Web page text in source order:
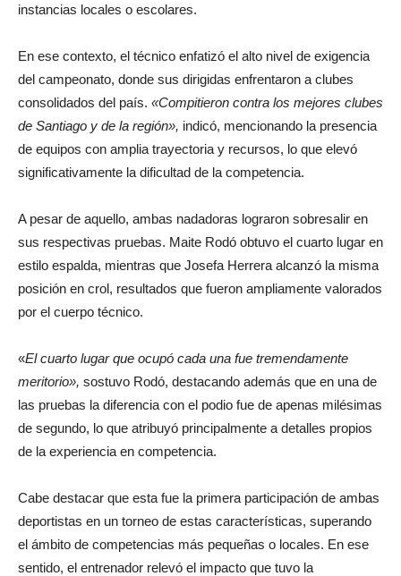
instancias locales o escolares.
En ese contexto, el técnico enfatizó el alto nivel de exigencia
del campeonato, donde sus dirigidas enfrentaron a clubes
consolidados del país. «Compitieron contra los mejores clubes
de Santiago y de la región», indicó, mencionando la presencia
de equipos con amplia trayectoria y recursos, lo que elevó
significativamente la dificultad de la competencia.
A pesar de aquello, ambas nadadoras lograron sobresalir en
sus respectivas pruebas. Maite Rodó obtuvo el cuarto lugar en
estilo espalda, mientras que Josefa Herrera alcanzó la misma
posición en crol, resultados que fueron ampliamente valorados
por el cuerpo técnico.
«El cuarto lugar que ocupó cada una fue tremendamente
meritorio», sostuvo Rodó, destacando además que en una de
las pruebas la diferencia con el podio fue de apenas milésimas
de segundo, lo que atribuyó principalmente a detalles propios
de la experiencia en competencia.
Cabe destacar que esta fue la primera participación de ambas
deportistas en un torneo de estas características, superando
el ámbito de competencias más pequeñas o locales. En ese
sentido, el entrenador relevó el impacto que tuvo la